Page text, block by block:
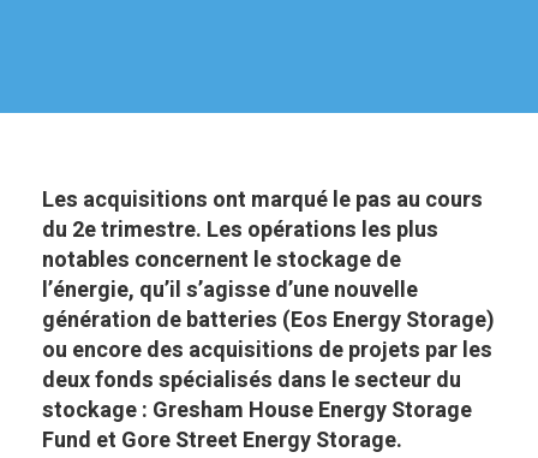
Les acquisitions ont marqué le pas au cours
du 2e trimestre. Les opérations les plus
notables concernent le stockage de
l’énergie, qu’il s’agisse d’une nouvelle
génération de batteries (Eos Energy Storage)
ou encore des acquisitions de projets par les
deux fonds spécialisés dans le secteur du
stockage : Gresham House Energy Storage
Fund et Gore Street Energy Storage.